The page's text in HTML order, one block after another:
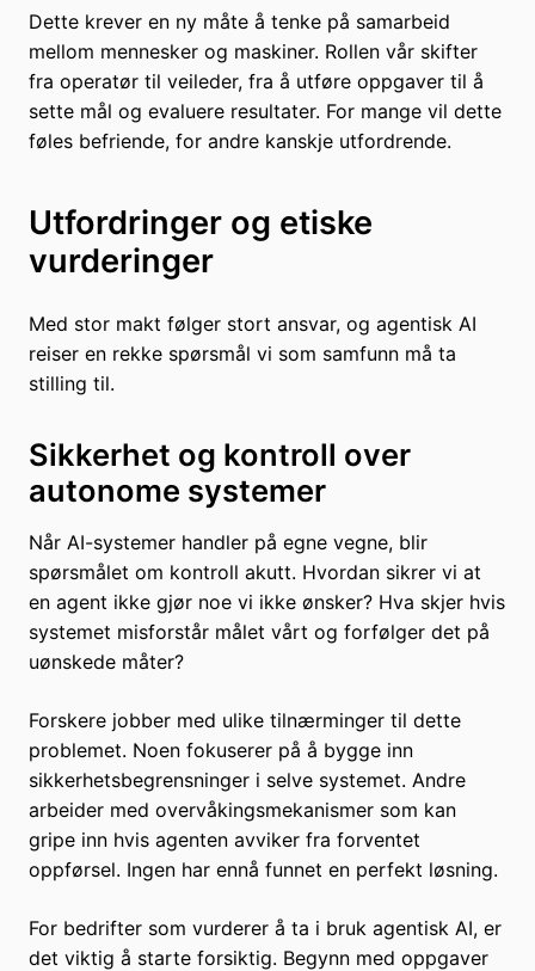
Dette krever en ny måte å tenke på samarbeid
mellom mennesker og maskiner. Rollen vår skifter
fra operatør til veileder, fra å utføre oppgaver til å
sette mål og evaluere resultater. For mange vil dette
føles befriende, for andre kanskje utfordrende.
Utfordringer og etiske
vurderinger
Med stor makt følger stort ansvar, og agentisk AI
reiser en rekke spørsmål vi som samfunn må ta
stilling til.
Sikkerhet og kontroll over
autonome systemer
Når AI-systemer handler på egne vegne, blir
spørsmålet om kontroll akutt. Hvordan sikrer vi at
en agent ikke gjør noe vi ikke ønsker? Hva skjer hvis
systemet misforstår målet vårt og forfølger det på
uønskede måter?
Forskere jobber med ulike tilnærminger til dette
problemet. Noen fokuserer på å bygge inn
sikkerhetsbegrensninger i selve systemet. Andre
arbeider med overvåkingsmekanismer som kan
gripe inn hvis agenten avviker fra forventet
oppførsel. Ingen har ennå funnet en perfekt løsning.
For bedrifter som vurderer å ta i bruk agentisk AI, er
det viktig å starte forsiktig. Begynn med oppgaver